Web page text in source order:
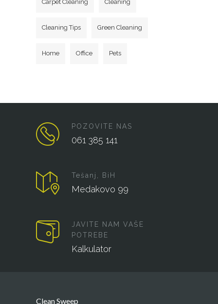
Carpet Cleaning Cleaning
Cleaning Tips Green Cleaning
Home Office Pets
POZOVITE NAS
061 385 141
Tešanj, BiH
Medakovo 99
JAVITE NAM VAŠE
POTREBE
Kalkulator
Clean Sweep